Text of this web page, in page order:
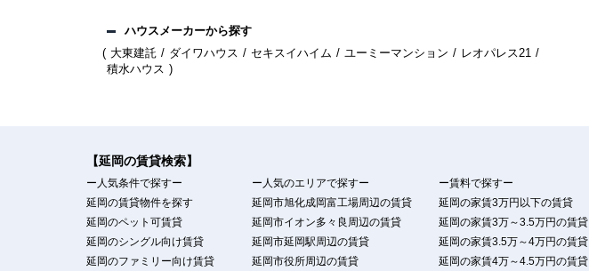
ハウスメーカーから探す
大東建託
ダイワハウス セキスイハイム ユーミーマンション
レオパレス21
積水ハウス
【延岡の賃貸検索】
ー人気条件で探すー
延岡の賃貸物件を探す
延岡のペット可賃貸
延岡のシングル向け賃貸
延岡のファミリー向け賃貸
ー人気のエリアで探すー
延岡市旭化成岡富工場周辺の賃貸
延岡市イオン多々良周辺の賃貸
延岡市延岡駅周辺の賃貸
延岡市役所周辺の賃貸
ー賃料で探すー
延岡の家賃3万円以下の賃貸
延岡の家賃3万～3.5万円の賃貸
延岡の家賃3.5万～4万円の賃貸
延岡の家賃4万～4.5万円の賃貸